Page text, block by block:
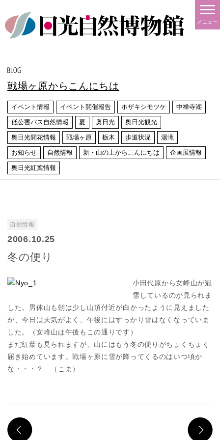
メニュー
戦場ヶ原からこんにちは
イベント情報 イベント開催報告 ホザキシモツケ 中禅寺湖
低公害バス自然情報 夏 奥日光 奥日光観光
奥日光開花情報 戦場ヶ原 栃木 歩道状況 湯滝
お知らせ 自然情報 新・山の上からこんにちは 企画展情報
奥日光紅葉情報
自然情報
2006.10.25
冬の便り
小田代原から女峰山が冠
雪しているのが見られま
した。男体山も朝は少し山頂付近が白かったように見えました
が、今日は天気がよく、午後にはすっかり雪はなくなっていま
した。（女峰山は午後もこの通りです）
まだ紅葉も見られますが、山にはもう冬の便りがちょくちょく
届き始めています。戦場ヶ原に雪が降ってくるのはいつ頃か
な・・・？ （こま）